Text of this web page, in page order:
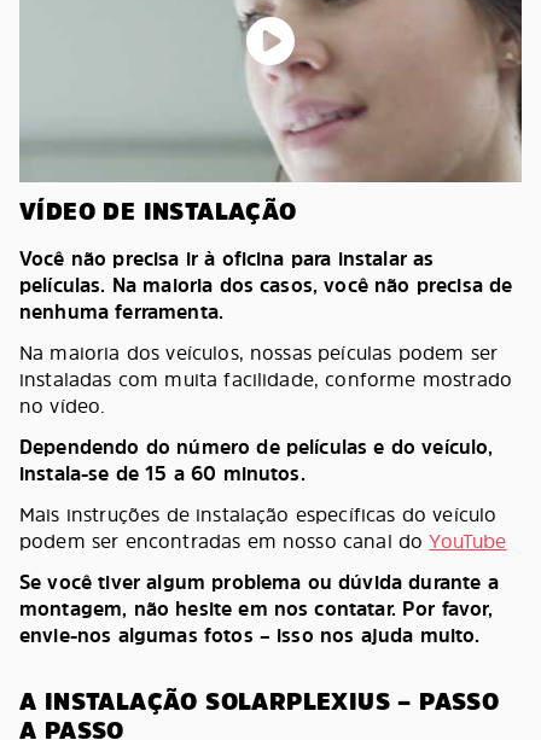
VÍDEO DE INSTALAÇÃO
Você não precisa ir à oficina para instalar as
películas. Na maioria dos casos, você não precisa de
nenhuma ferramenta.
Na maioria dos veículos, nossas peículas podem ser
instaladas com muita facilidade, conforme mostrado
no vídeo.
Dependendo do número de películas e do veículo,
instala-se de 15 a 60 minutos.
Mais instruções de instalação específicas do veículo
podem ser encontradas em nosso canal doYouTube
Se você tiver algum problema ou dúvida durante a
montagem, não hesite em nos contatar. Por favor,
envie-nos algumas fotos – isso nos ajuda muito.
A INSTALAÇÃO SOLARPLEXIUS – PASSO
A PASSO